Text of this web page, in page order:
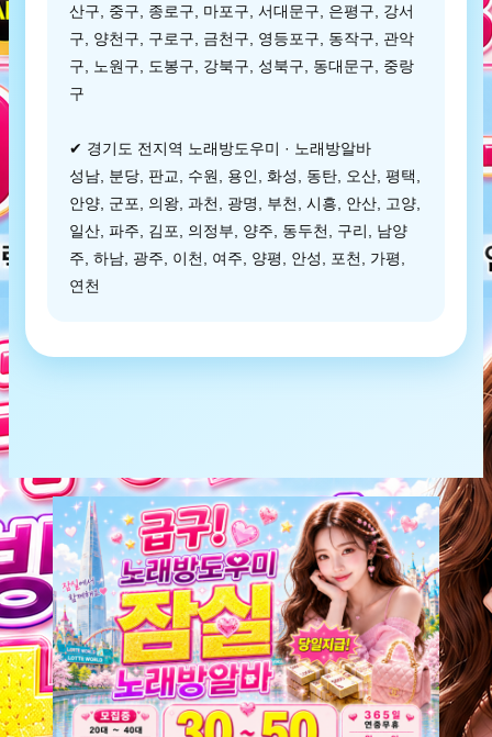
산구, 중구, 종로구, 마포구, 서대문구, 은평구, 강서
구, 양천구, 구로구, 금천구, 영등포구, 동작구, 관악
구, 노원구, 도봉구, 강북구, 성북구, 동대문구, 중랑
구
✔ 경기도 전지역 노래방도우미 · 노래방알바
성남, 분당, 판교, 수원, 용인, 화성, 동탄, 오산, 평택,
안양, 군포, 의왕, 과천, 광명, 부천, 시흥, 안산, 고양,
일산, 파주, 김포, 의정부, 양주, 동두천, 구리, 남양
주, 하남, 광주, 이천, 여주, 양평, 안성, 포천, 가평,
연천